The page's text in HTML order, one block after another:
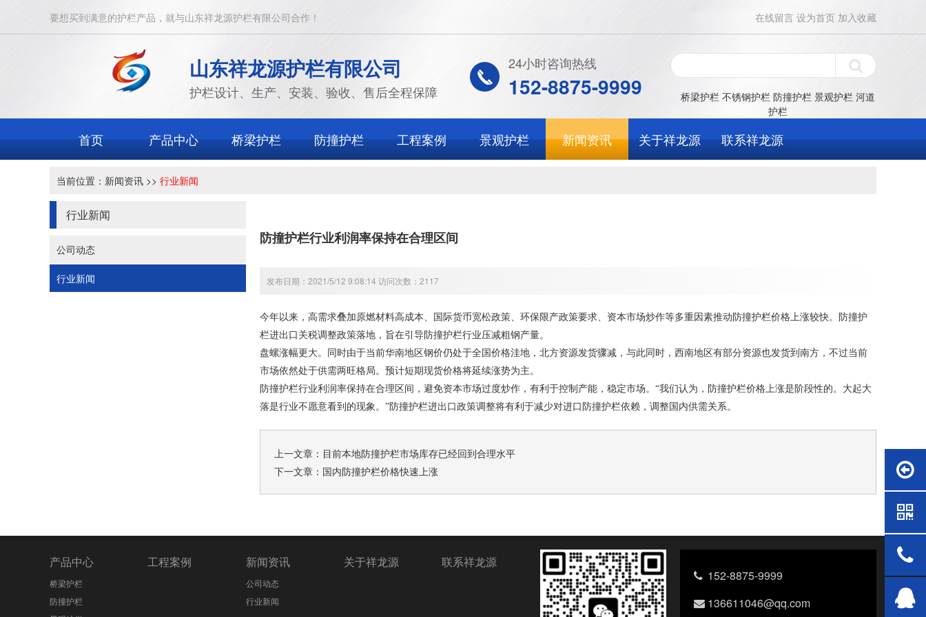
要想买到满意的护栏产品，就与山东祥龙源护栏有限公司合作！ 在线留言 设为首页 加入收藏
山东祥龙源护栏有限公司
护栏设计、生产、安装、验收、售后全程保障
24小时咨询热线
152-8875-9999 桥梁护栏 不锈钢护栏 防撞护栏 景观护栏 河道
护栏
首页 产品中心 桥梁护栏 防撞护栏 工程案例 景观护栏 新闻资讯 关于祥龙源 联系祥龙源
当前位置： 新闻资讯 >> 行业新闻
行业新闻
公司动态
行业新闻
防撞护栏行业利润率保持在合理区间
发布日期：2021/5/12 9:08:14 访问次数：2117
今年以来，高需求叠加原燃材料高成本、国际货币宽松政策、环保限产政策要求、资本市场炒作等多重因素推动 防撞护栏价格上涨较快。
防撞护
栏进出口关税调整政策落地，旨在引导 防撞护栏行业压减粗钢产量。
盘螺涨幅更大。同时由于当前华南地区钢价仍处于全国价格洼地，北方资源发货骤减，与此同时，西南地区有部分资源也发货到南方，不过当前
市场依然处于供需两旺格局。预计短期现货价格将延续涨势为主。
防撞护栏行业利润率保持在合理区间，避免资本市场过度炒作，有利于控制产能，稳定市场。 “我们认为， 防撞护栏价格上涨是阶段性的。大起大
落是行业不愿意看到的现象。 ”防撞护栏进出口政策调整将有利于减少对进口 防撞护栏依赖，调整国内供需关系。
上一文章： 目前本地防撞护栏市场库存已经回到合理水平
下一文章： 国内防撞护栏价格快速上涨
产品中心
桥梁护栏
防撞护栏
工程案例 新闻资讯
公司动态
行业新闻
关于祥龙源
联系祥龙源
152-8875-9999
136611046@qq.com